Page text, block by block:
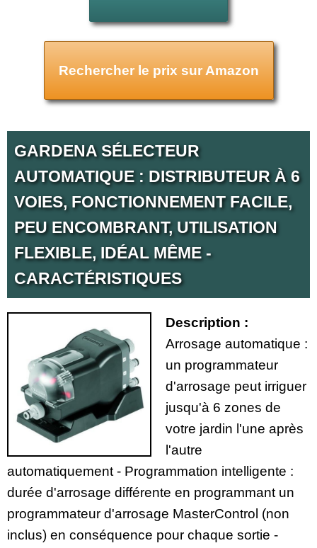
Rechercher le prix sur Amazon
GARDENA SÉLECTEUR
AUTOMATIQUE : DISTRIBUTEUR À 6
VOIES, FONCTIONNEMENT FACILE,
PEU ENCOMBRANT, UTILISATION
FLEXIBLE, IDÉAL MÊME -
CARACTÉRISTIQUES
Description :
Arrosage automatique :
un programmateur
d'arrosage peut irriguer
jusqu'à 6 zones de
votre jardin l'une après
l'autre
automatiquement - Programmation intelligente :
durée d'arrosage différente en programmant un
programmateur d'arrosage MasterControl (non
inclus) en conséquence pour chaque sortie -